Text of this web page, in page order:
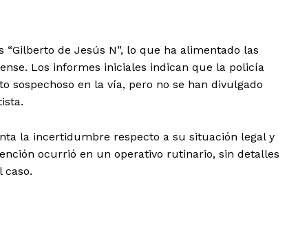
de Jesús N”, lo que ha alimentado las
Los informes iniciales indican que la policía
en la vía, pero no se han divulgado
la incertidumbre respecto a su situación legal y
ocurrió en un operativo rutinario, sin detalles
caso.